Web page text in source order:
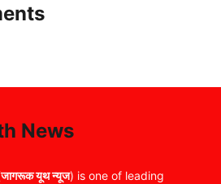
News
जागरूक यूथ न्यूज) is one of leading